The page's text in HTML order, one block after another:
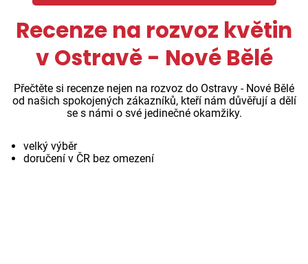
Recenze na rozvoz květin
v Ostravě - Nové Bělé
Přečtěte si recenze nejen na rozvoz do Ostravy - Nové Bělé
od našich spokojených zákazníků, kteří nám důvěřují a dělí
se s námi o své jedinečné okamžiky.
velký výběr
doručení v ČR bez omezení